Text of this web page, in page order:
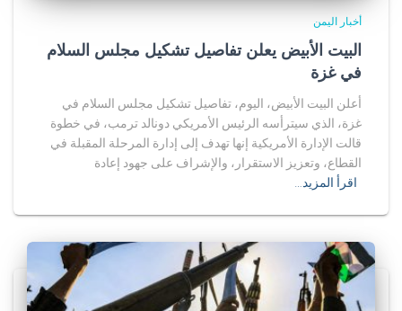
أخبار اليمن
البيت الأبيض يعلن تفاصيل تشكيل مجلس السلام
في غزة
أعلن البيت الأبيض، اليوم، تفاصيل تشكيل مجلس السلام في
غزة، الذي سيترأسه الرئيس الأمريكي دونالد ترمب، في خطوة
قالت الإدارة الأمريكية إنها تهدف إلى إدارة المرحلة المقبلة في
القطاع، وتعزيز الاستقرار، والإشراف على جهود إعادة
اقرأ المزيد…